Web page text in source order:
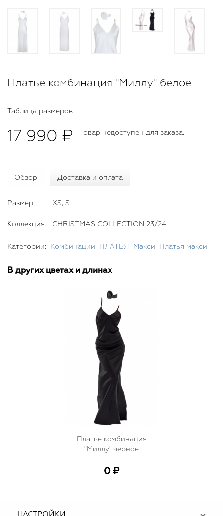
Платье комбинация "Миллу" белое
Таблица размеров
17 990 ₽ Товар недоступен для заказа.
Обзор Доставка и оплата
Размер XS, S
Коллекция CHRISTMAS COLLECTION 23/24
Категории: Комбинации ПЛАТЬЯ Макси Платья макси
В других цветах и длинах
Платье комбинация
"Миллу" черное
0 ₽
НАСТРОЙКИ